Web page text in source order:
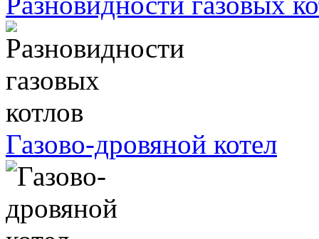
Газово-дровяной котел